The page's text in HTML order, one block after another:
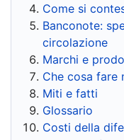
Come si
Banconote:
circolazione
Marchi e
Che cosa fare
Miti e fatti
Glossario
Costi della